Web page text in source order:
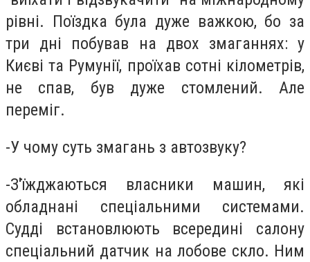
рівні. Поїздка була дуже важкою, бо за
три дні побував на двох змаганнях: у
Києві та Румунії, проїхав сотні кілометрів,
не спав, був дуже стомлений. Але
переміг.
-У чому суть змагань з автозвуку?
-З'їжджаються власники машин, які
обладнані спеціальними системами.
Судді встановлюють всередині салону
спеціальний датчик на лобове скло. Ним